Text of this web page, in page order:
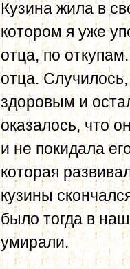
Кузина жила в
котором я уже
отца, по
отца.
здоровым и
оказалось, что
и не покидала
которая
кузины
было тогда в
умирали.